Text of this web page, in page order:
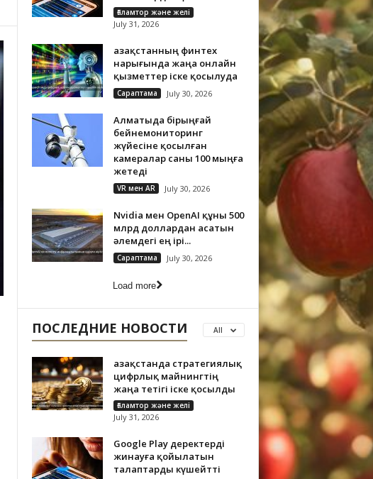
Ғаламтор және желі
July 31, 2026
Қазақстанның финтех
нарығында жаңа онлайн
қызметтер іске қосылуда
Сараптама July 30, 2026
Алматыда бірыңғай
бейнемониторинг
жүйесіне қосылған
камералар саны 100 мыңға
жетеді
VR мен AR July 30, 2026
Nvidia мен OpenAI құны 500
млрд доллардан асатын
әлемдегі ең ірі...
Сараптама July 30, 2026
Load more
ПОСЛЕДНИЕ НОВОСТИ All
Қазақстанда стратегиялық
цифрлық майнингтің
жаңа тетігі іске қосылды
Ғаламтор және желі
July 31, 2026
Google Play деректерді
жинауға қойылатын
талаптарды күшейтті